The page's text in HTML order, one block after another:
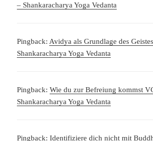
– Shankaracharya Yoga Vedanta
Pingback: Avidya als Grundlage des
Shankaracharya Yoga Vedanta
Pingback:Wie du zur Befreiung kommst
Shankaracharya Yoga Vedanta
Pingback:Identifiziere dich nicht mit